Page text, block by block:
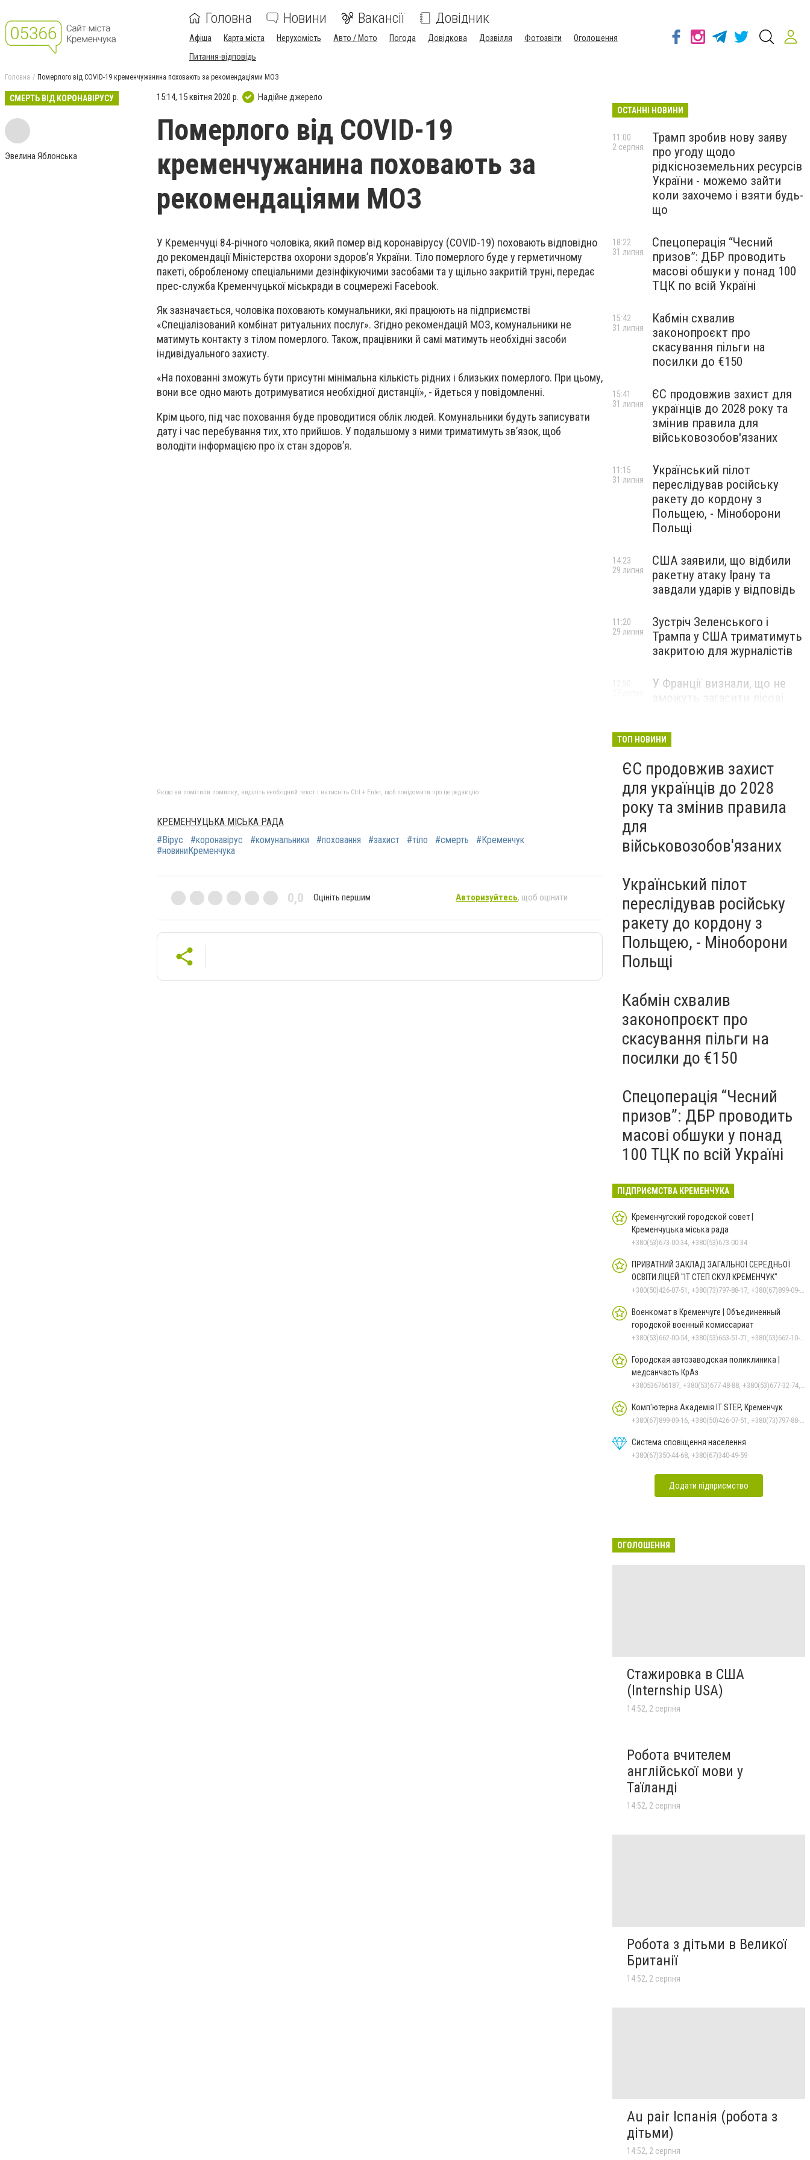
Головна Новини Вакансії Довідник
Афіша Карта міста Нерухомість Авто / Мото Погода Довідкова Дозвілля Фотозвіти
Оголошення
Питання-відповідь
Головна Померлого від COVID-19 кременчужанина поховають за рекомендаціями МОЗ
СМЕРТЬ ВІД КОРОНАВІРУСУ
Эвелина Яблонська
15:14, 15 квітня 2020 р. Надійне джерело
Померлого від COVID-19
кременчужанина поховають за
рекомендаціями МОЗ
У Кременчуці 84-річного чоловіка, який помер від коронавірусу (COVID-19) поховають відповідно
до рекомендації Міністерства охорони здоров’я України. Тіло померлого буде у герметичному
пакеті, обробленому спеціальними дезінфікуючими засобами та у щільно закритій труні, передає
прес-служба Кременчуцької міськради в соцмережі Facebook.
Як зазначається, чоловіка поховають комунальники, які працюють на підприємстві
«Спеціалізований комбінат ритуальних послуг». Згідно рекомендацій МОЗ, комунальники не
матимуть контакту з тілом померлого. Також, працівники й самі матимуть необхідні засоби
індивідуального захисту.
«На похованні зможуть бути присутні мінімальна кількість рідних і близьких померлого. При цьому,
вони все одно мають дотримуватися необхідної дистанції», - йдеться у повідомленні.
Крім цього, під час поховання буде проводитися облік людей. Комунальники будуть записувати
дату і час перебування тих, хто прийшов. У подальшому з ними триматимуть зв’язок, щоб
володіти інформацією про їх стан здоров’я.
Якщо ви помітили помилку, виділіть необхідний текст і натисніть Ctrl + Enter, щоб повідомити про це редакцію
КРЕМЕНЧУЦЬКА МІСЬКА РАДА
#Вірус
#коронавірус #комунальники #поховання #захист #тіло #смерть
#Кременчук
#новиниКременчука
0,0 Оцініть першим Авторизуйтесь, щоб оцінити
ОСТАННІ НОВИНИ
Трамп зробив нову заяву
про угоду щодо
рідкісноземельних ресурсів
України - можемо зайти
коли захочемо і взяти будь-
що
11:00
2 серпня
Спецоперація “Чесний
призов”: ДБР проводить
масові обшуки у понад 100
ТЦК по всій Україні
18:22
31 липня
Кабмін схвалив
законопроєкт про
скасування пільги на
посилки до €150
15:42
31 липня
ЄС продовжив захист для
українців до 2028 року та
змінив правила для
військовозобов'язаних
15:41
31 липня
Український пілот
переслідував російську
ракету до кордону з
Польщею, - Міноборони
Польщі
11:15
31 липня
США заявили, що відбили
ракетну атаку Ірану та
завдали ударів у відповідь
14:23
29 липня
Зустріч Зеленського і
Трампа у США триматимуть
закритою для журналістів
11:20
29 липня
У Франції визнали, що не
ТОП НОВИНИ
ЄС продовжив захист
для українців до 2028
року та змінив правила
для
військовозобов'язаних
Український пілот
переслідував російську
ракету до кордону з
Польщею, - Міноборони
Польщі
Кабмін схвалив
законопроєкт про
скасування пільги на
посилки до €150
Спецоперація “Чесний
призов”: ДБР проводить
масові обшуки у понад
100 ТЦК по всій Україні
ПІДПРИЄМСТВА КРЕМЕНЧУКА
Кременчугский городской совет |
Кременчуцька міська рада
+380(53)673-00-34, +380(53)673-00-34
ПРИВАТНИЙ ЗАКЛАД ЗАГАЛЬНОЇ СЕРЕДНЬОЇ
ОСВІТИ ЛІЦЕЙ "ІТ СТЕП СКУЛ КРЕМЕНЧУК"
+380(50)426-07-51, +380(73)797-88-17, +380(67)899-09-16
Военкомат в Кременчуге | Объединенный
городской военный комиссариат
+380(53)662-00-54, +380(53)663-51-71, +380(53)662-10-35
Городская автозаводская поликлиника |
медсанчасть КрАз
+380536766187, +380(53)677-48-88, +380(53)677-32-74, +380(53)676-62-99
Комп'ютерна Академія IT STEP, Кременчук
+380(67)899-09-16, +380(50)426-07-51, +380(73)797-88-17
Система сповіщення населення
+380(67)350-44-68, +380(67)340-49-59
Додати підприємство
ОГОЛОШЕННЯ
Стажировка в США
(Internship USA)
14:52, 2 серпня
Робота вчителем
англійської мови у
Таїланді
14:52, 2 серпня
Робота з дітьми в Великої
Британії
14:52, 2 серпня
Au pair Іспанія (робота з
дітьми)
14:52, 2 серпня